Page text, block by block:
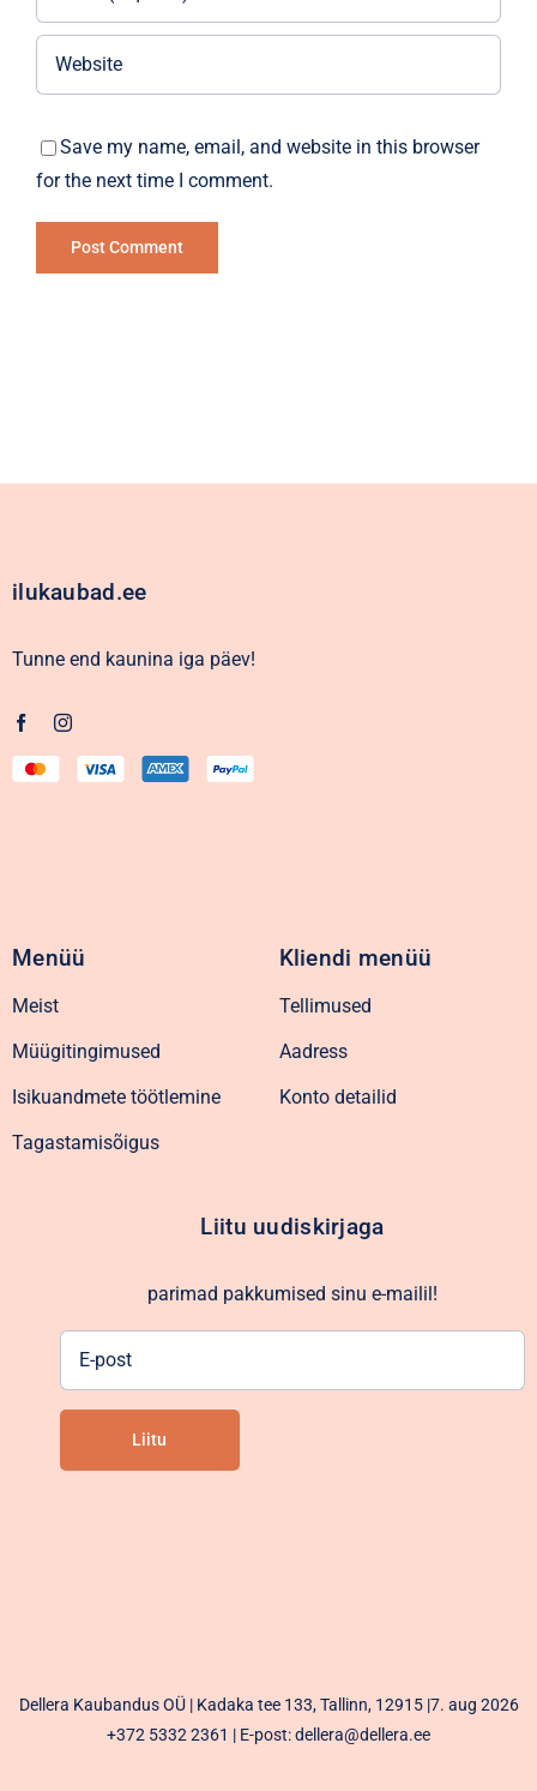
Save my name, email, and website in this browser
for the next time I comment.
ilukaubad.ee
Tunne end kaunina iga päev!
Menüü
Meist
Müügitingimused
Isikuandmete töötlemine
Tagastamisõigus
Kliendi menüü
Tellimused
Aadress
Konto detailid
Liitu uudiskirjaga
parimad pakkumised sinu e-mailil!
Liitu
Dellera Kaubandus OÜ | Kadaka tee 133, Tallinn, 12915 |7. aug 2026
+372 5332 2361 | E-post: dellera@dellera.ee